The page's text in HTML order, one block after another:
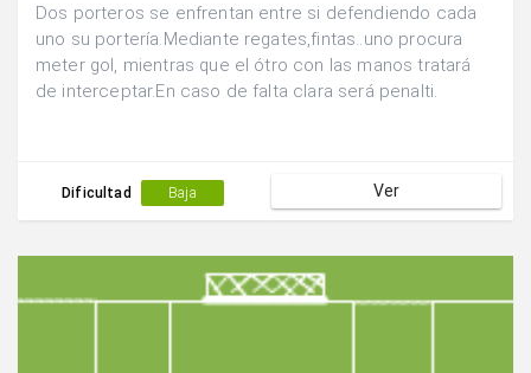
Dos porteros se enfrentan entre si defendiendo cada
uno su portería.Mediante regates,fintas..uno procura
meter gol, mientras que el ótro con las manos tratará
de interceptar.En caso de falta clara será penalti.
Dificultad Baja Ver